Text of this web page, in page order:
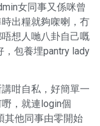
女同事又係咪曾
出糧就夠㗎喇，冇
想人哋八卦自己嘅
包養埋pantry lady
咁自私，好簡單一
，就連login個
其他同事由零開始